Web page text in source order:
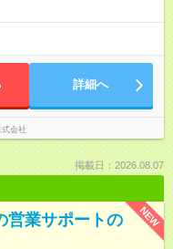
詳細へ
式会社
掲載日：2026.08.07
NEW
営業サポートの